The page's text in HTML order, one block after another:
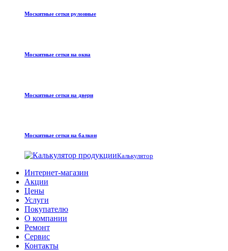
Москитные сетки рулонные
Москитные сетки на окна
Москитные сетки на двери
Москитные сетки на балкон
Калькулятор
Интернет-магазин
Акции
Цены
Услуги
Покупателю
О компании
Ремонт
Сервис
Контакты